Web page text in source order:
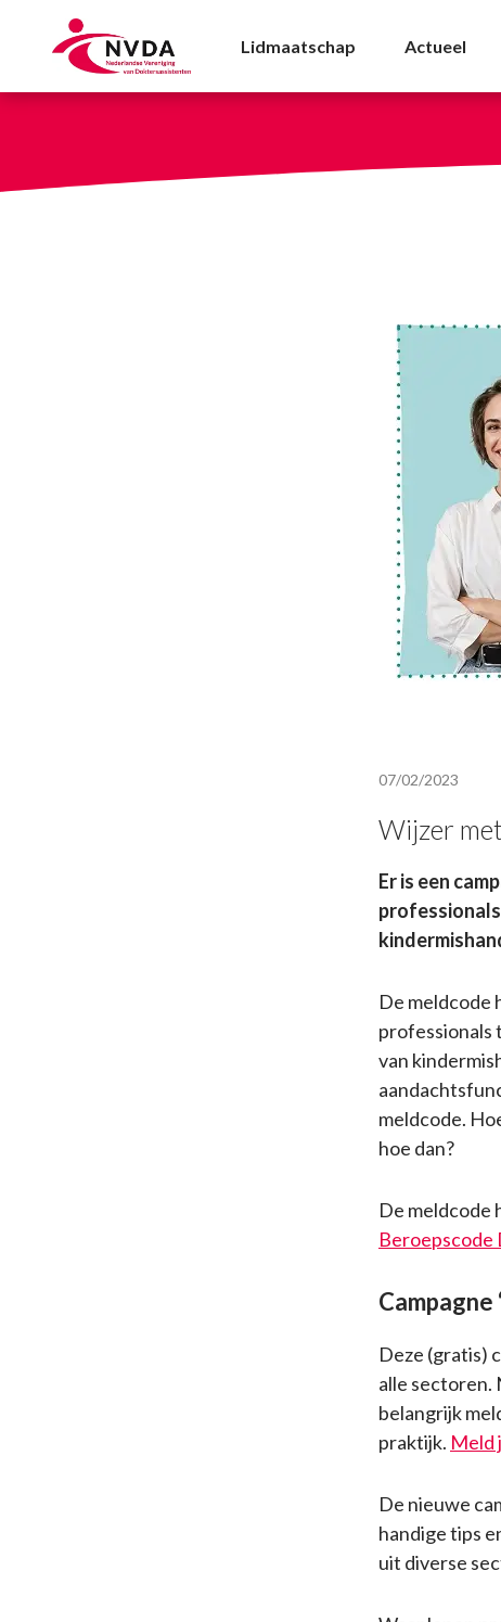
Wijzer met de
Lidmaatschap Actueel
07/02/2023
Wijzer
Er is een
De meldcode
professionals
van
meldcode.
hoe dan?
De meldcode
Campagne
Deze (gratis)
alle sectoren.
belangrijk
praktijk. Meld
De nieuwe
handige tips
uit diverse